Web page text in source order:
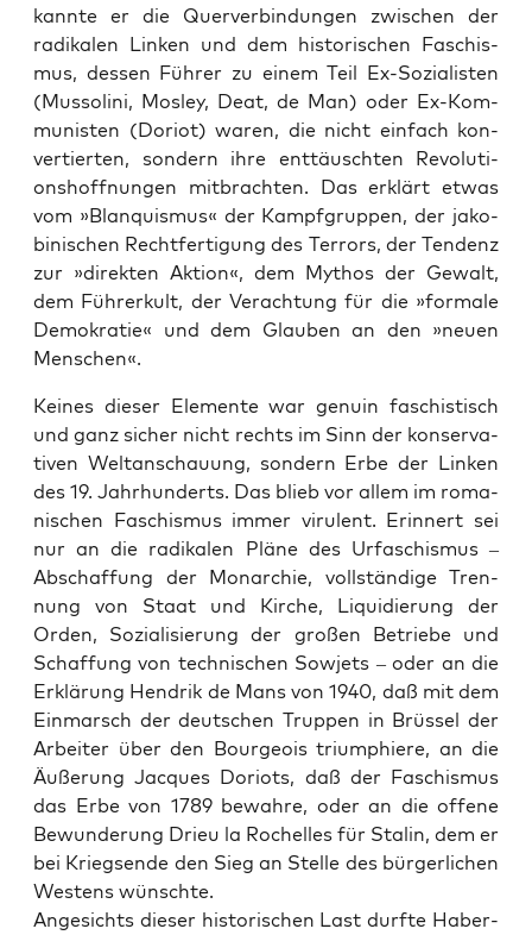
kann­te er die Quer­ver­bin­dun­gen zwi­schen der
radi­ka­len Lin­ken und dem his­to­ri­schen Faschis­
mus, des­sen Füh­rer zu einem Teil Ex-Sozia­lis­ten
(Mus­so­li­ni, Mos­ley, Deat, de Man) oder Ex-Kom­
mu­nis­ten (Dori­ot) waren, die nicht ein­fach kon­
ver­tier­ten, son­dern ihre ent­täusch­ten Revo­lu­ti­
ons­hoff­nun­gen mit­brach­ten. Das erklärt etwas
vom »Blan­qu­is­mus« der Kampf­grup­pen, der jako­
bi­ni­schen Recht­fer­ti­gung des Ter­rors, der Ten­denz
zur »direk­ten Akti­on«, dem Mythos der Gewalt,
dem Füh­rer­kult, der Ver­ach­tung für die »for­ma­le
Demo­kra­tie« und dem Glau­ben an den »neu­en
Menschen«.
Kei­nes die­ser Ele­men­te war genu­in faschis­tisch
und ganz sicher nicht rechts im Sinn der kon­ser­va­
ti­ven Welt­an­schau­ung, son­dern Erbe der Lin­ken
des 19. Jahr­hun­derts. Das blieb vor allem im roma­
ni­schen Faschis­mus immer viru­lent. Erin­nert sei
nur an die radi­ka­len Plä­ne des Urfa­schis­mus –
Abschaf­fung der Mon­ar­chie, voll­stän­di­ge Tren­
nung von Staat und Kir­che, Liqui­die­rung der
Orden, Sozia­li­sie­rung der gro­ßen Betrie­be und
Schaf­fung von tech­ni­schen Sowjets – oder an die
Erklä­rung Hen­drik de Mans von 1940, daß mit dem
Ein­marsch der deut­schen Trup­pen in Brüs­sel der
Arbei­ter über den Bour­geois tri­um­phie­re, an die
Äuße­rung Jac­ques Dori­ots, daß der Faschis­mus
das Erbe von 1789 bewah­re, oder an die offe­ne
Bewun­de­rung Drieu la Rochel­les für Sta­lin, dem er
bei Kriegs­en­de den Sieg an Stel­le des bür­ger­li­chen
Wes­tens wünschte.
Ange­sichts die­ser his­to­ri­schen Last durf­te Haber­